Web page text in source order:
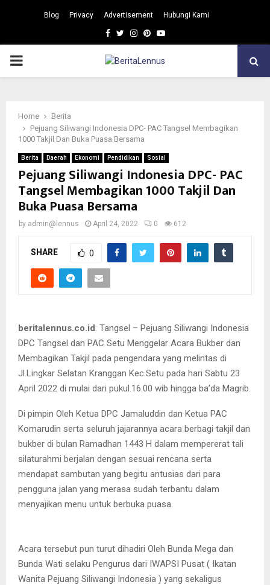
Blog Privacy Advertisement Hubungi Kami
Facebook
TwitterInstagram
Pinterest
Youtube
PRIMARY
Home
Berita
Pejuang Siliwangi Indonesia DPC- PAC Tangsel Membagikan
1000 Takjil Dan Buka Puasa Bersama
Berita Daerah Ekonomi Pendidikan Sosial
Pejuang Siliwangi Indonesia DPC- PAC
Tangsel Membagikan 1000 Takjil Dan
Buka Puasa Bersama
by admin@lennus April 24, 2022 0 612
SHARE 0
beritalennus.co.id . Tangsel – Pejuang Siliwangi Indonesia
DPC Tangsel dan PAC Setu Menggelar Acara Bukber dan
Membagikan Takjil pada pengendara yang melintas di
Jl.Lingkar Selatan Kranggan Kec.Setu pada hari Sabtu 23
April 2022 di mulai dari pukul.16.00 wib hingga ba’da Magrib.
Di pimpin Oleh Ketua DPC Jamaluddin dan Ketua PAC
Komarudin serta seluruh jajarannya acara berbagi takjil dan
bukber di bulan Ramadhan 1443 H dalam mempererat tali
silaturahmi berjalan dengan sesuai rencana serta
mendapat sambutan yang begitu antusias dari para
pengguna jalan yang merasa sudah terbantu dalam
menyajikan menu untuk berbuka puasa.
Acara tersebut pun turut dihadiri Oleh Bunda Mega dan
Bunda Wati selaku Pengurus dari IWAPSI Pusat ( Ikatan
Wanita Pejuang Siliwangi Indonesia ) yang sekaligus